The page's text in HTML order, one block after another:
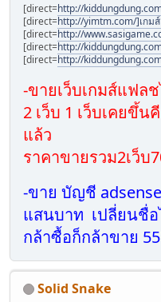
[direct=http://
[direct=http://yimtm.com/]เกม
[direct=http://
[direct=http://
[direct=http://
-ขายเว็บเกมส์แฟล
2 เว็บ 1 เว็บเคยขึ้
แล้ว
ราคาขายรวม2เว็บ
-ขาย บัญชี
แสนบาท เปลี่ยนชื่
กล้าซื้อก็กล้าขาย
Solid Snake